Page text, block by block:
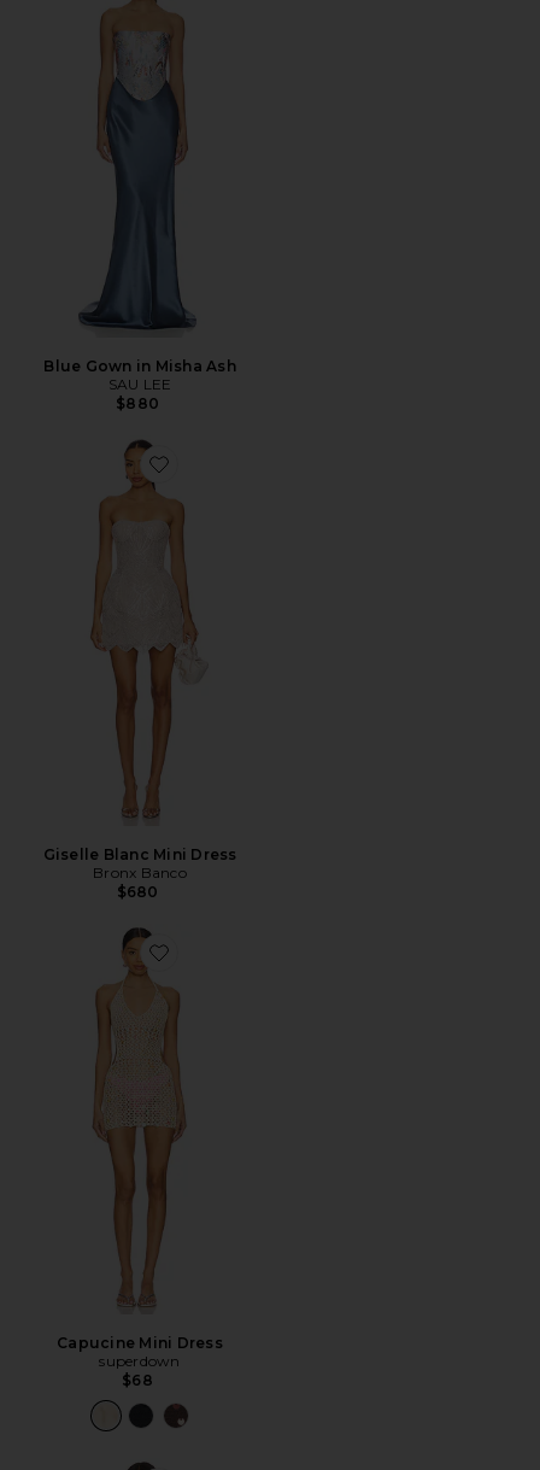
Blue Gown in Misha Ash
SAU LEE
$880
Favorite Giselle Blanc Mini Dress
Giselle Blanc Mini Dress
Bronx Banco
$680
Favorite Capucine Mini Dress
Capucine Mini Dress
superdown
$68